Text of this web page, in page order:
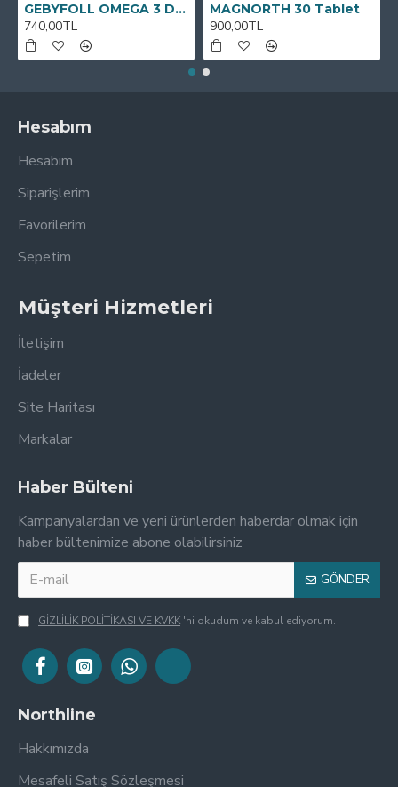
GEBYFOLL OMEGA 3 DHA
740,00TL
MAGNORTH 30 Tablet
900,00TL
Hesabım
Hesabım
Siparişlerim
Favorilerim
Sepetim
Müşteri Hizmetleri
İletişim
İadeler
Site Haritası
Markalar
Haber Bülteni
Kampanyalardan ve yeni ürünlerden haberdar olmak için
haber bültenimize abone olabilirsiniz
GÖNDER
GİZLİLİK POLİTİKASI VE KVKK 'ni okudum ve kabul ediyorum.
Northline
Hakkımızda
Mesafeli Satış Sözleşmesi